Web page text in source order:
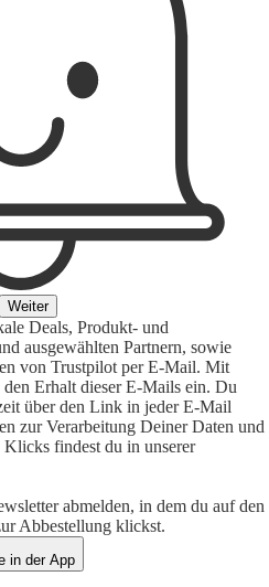
Weiter
Deals, Produkt- und
ausgewählten Partnern, sowie
von Trustpilot per E-Mail. Mit
Erhalt dieser E-Mails ein. Du
über den Link in jeder E-Mail
zur Verarbeitung Deiner Daten und
findest du in unserer
abmelden, in dem du auf den
Abbestellung klickst.
in der App